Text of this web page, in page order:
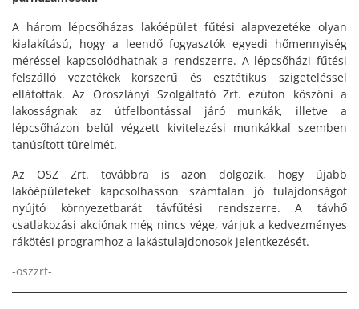
A három lépcsőházas lakóépület fűtési alapvezetéke olyan
kialakítású, hogy a leendő fogyasztók egyedi hőmennyiség
méréssel kapcsolódhatnak a rendszerre. A lépcsőházi fűtési
felszálló vezetékek korszerű és esztétikus szigeteléssel
ellátottak. Az Oroszlányi Szolgáltató Zrt. ezúton köszöni a
lakosságnak az útfelbontással járó munkák, illetve a
lépcsőházon belül végzett kivitelezési munkákkal szemben
tanúsított türelmét.
Az OSZ Zrt. továbbra is azon dolgozik, hogy újabb
lakóépületeket kapcsolhasson számtalan jó tulajdonságot
nyújtó környezetbarát távfűtési rendszerre. A távhő
csatlakozási akciónak még nincs vége, várjuk a kedvezményes
rákötési programhoz a lakástulajdonosok jelentkezését.
-oszzrt-